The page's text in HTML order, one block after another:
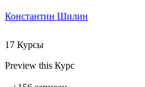
Константин Шилин
17 Курсы
Preview this Курс